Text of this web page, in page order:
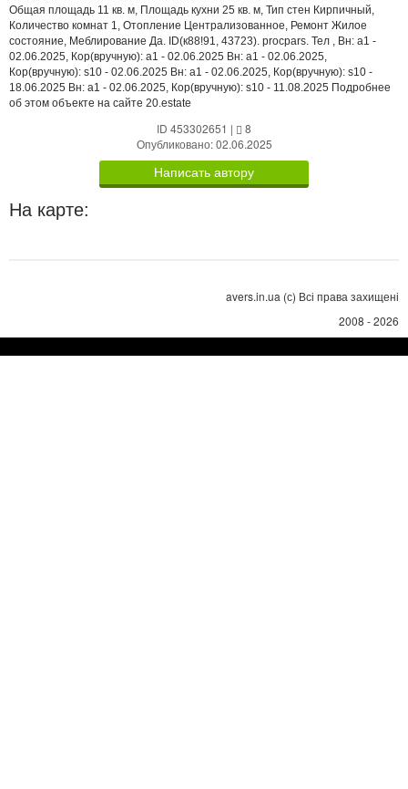
Общая площадь 11 кв. м, Площадь кухни 25 кв. м, Тип стен Кирпичный,
Количество комнат 1, Отопление Централизованное, Ремонт Жилое
состояние, Меблирование Да. ID(к88!91, 43723). procpars. Тел , Вн: a1 -
02.06.2025, Кор(вручную): a1 - 02.06.2025 Вн: a1 - 02.06.2025,
Кор(вручную): s10 - 02.06.2025 Вн: a1 - 02.06.2025, Кор(вручную): s10 -
18.06.2025 Вн: a1 - 02.06.2025, Кор(вручную): s10 - 11.08.2025 Подробнее
об этом объекте на сайте 20.estate
ID 453302651 |
8
Опубликовано: 02.06.2025
Написать автору
На карте:
avers.in.ua (с) Всі права захищені
2008 - 2026